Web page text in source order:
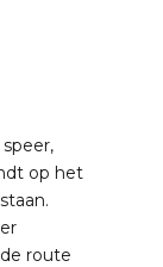
op het
route